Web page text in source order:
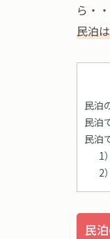
ら・
民泊
民泊
民泊
民泊
1
2
民